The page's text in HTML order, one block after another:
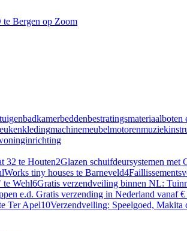
te Bergen op Zoom
badkamerbeddenbestratingsmateriaalboten
kledingmachinemeubelmotoren
32 te Houten2Glazen schuifdeursystemen
tiny houses te Barneveld4
te Wehl6Gratis verzendveiling binnen NL:
e.d. Gratis verzending in Nederland vanaf
Ter Apel10Verzendveiling: Speelgoed, Makita